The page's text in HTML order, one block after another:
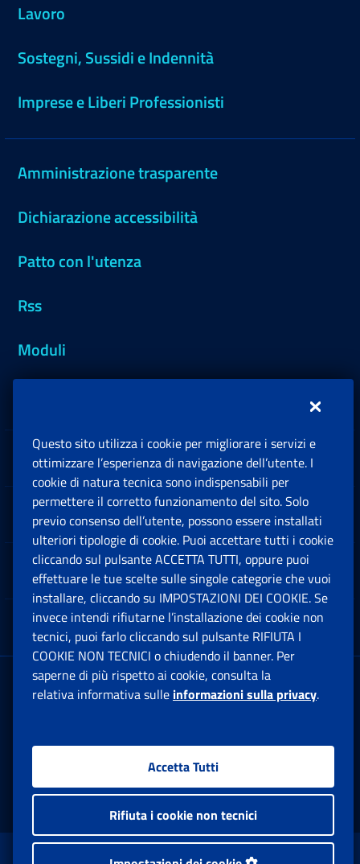
Lavoro
Sostegni, Sussidi e Indennità
Imprese e Liberi Professionisti
Amministrazione trasparente
Dichiarazione accessibilità
Patto con l'utenza
Rss
Moduli
Sedi e Contatti
Software
Note Legali
App mobile
Sede Legale : Via Ciro il Grande, 21
00144 Roma
Facebook: Apre una nuova finestra
Twitter: Apre una nuova finestra
Whatsapp: Apre una nuova
Youtube: Apre una
Instagram:
Questo sito utilizza i cookie per migliorare i servizi e
ottimizzare l’esperienza di navigazione dell’utente. I
cookie di natura tecnica sono indispensabili per
permettere il corretto funzionamento del sito. Solo
previo consenso dell’utente, possono essere installati
ulteriori tipologie di cookie. Puoi accettare tutti i cookie
cliccando sul pulsante ACCETTA TUTTI, oppure puoi
effettuare le tue scelte sulle singole categorie che vuoi
installare, cliccando su IMPOSTAZIONI DEI COOKIE. Se
invece intendi rifiutarne l’installazione dei cookie non
tecnici, puoi farlo cliccando sul pulsante RIFIUTA I
COOKIE NON TECNICI o chiudendo il banner. Per
saperne di più rispetto ai cookie, consulta la
relativa informativa sulle informazioni sulla privacy.
Accetta Tutti
Rifiuta i cookie non tecnici